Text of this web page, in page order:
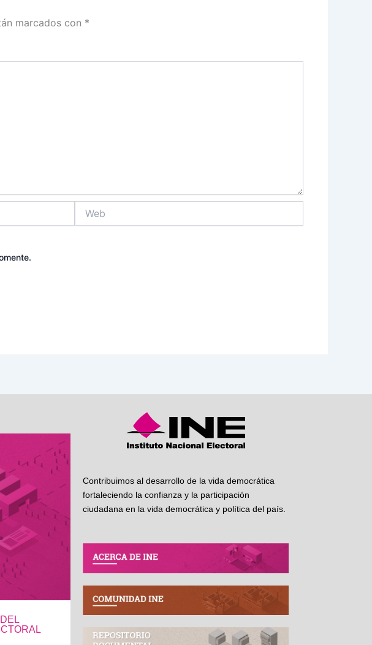
marcados con *
Contribuimos al desarrollo de la vida democrática
fortaleciendo la confianza y la participación
ciudadana en la vida democrática y política del país.